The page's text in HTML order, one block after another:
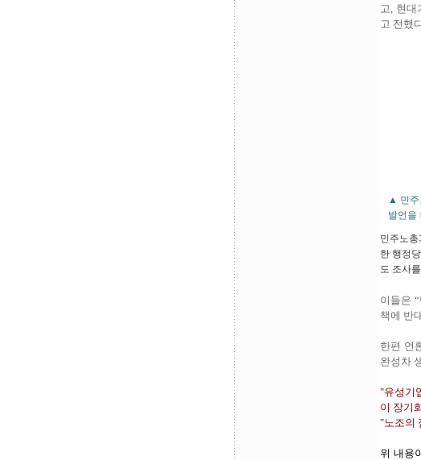
고, 현대
고 전했
▲ 민주
발언을
민주노
한 행정
도 조사
이들은
책에 반
한편 언
완성차
"유성기
이 장기
"노조의
위 내용